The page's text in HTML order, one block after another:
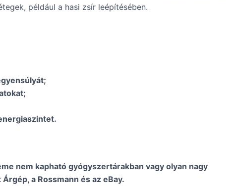
például a hasi zsír leépítésében.
nem kapható gyógyszertárakban vagy olyan nagy
a Rossmann és az eBay.